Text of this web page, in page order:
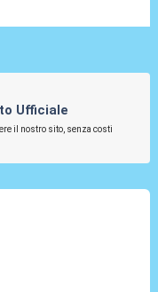
Ufficiale
il nostro sito, senza costi